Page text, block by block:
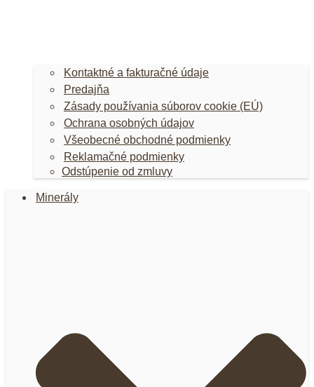
Kontaktné a fakturačné údaje
Predajňa
Zásady používania súborov cookie (EÚ)
Ochrana osobných údajov
Všeobecné obchodné podmienky
Reklamačné podmienky
Odstúpenie od zmluvy
Minerály